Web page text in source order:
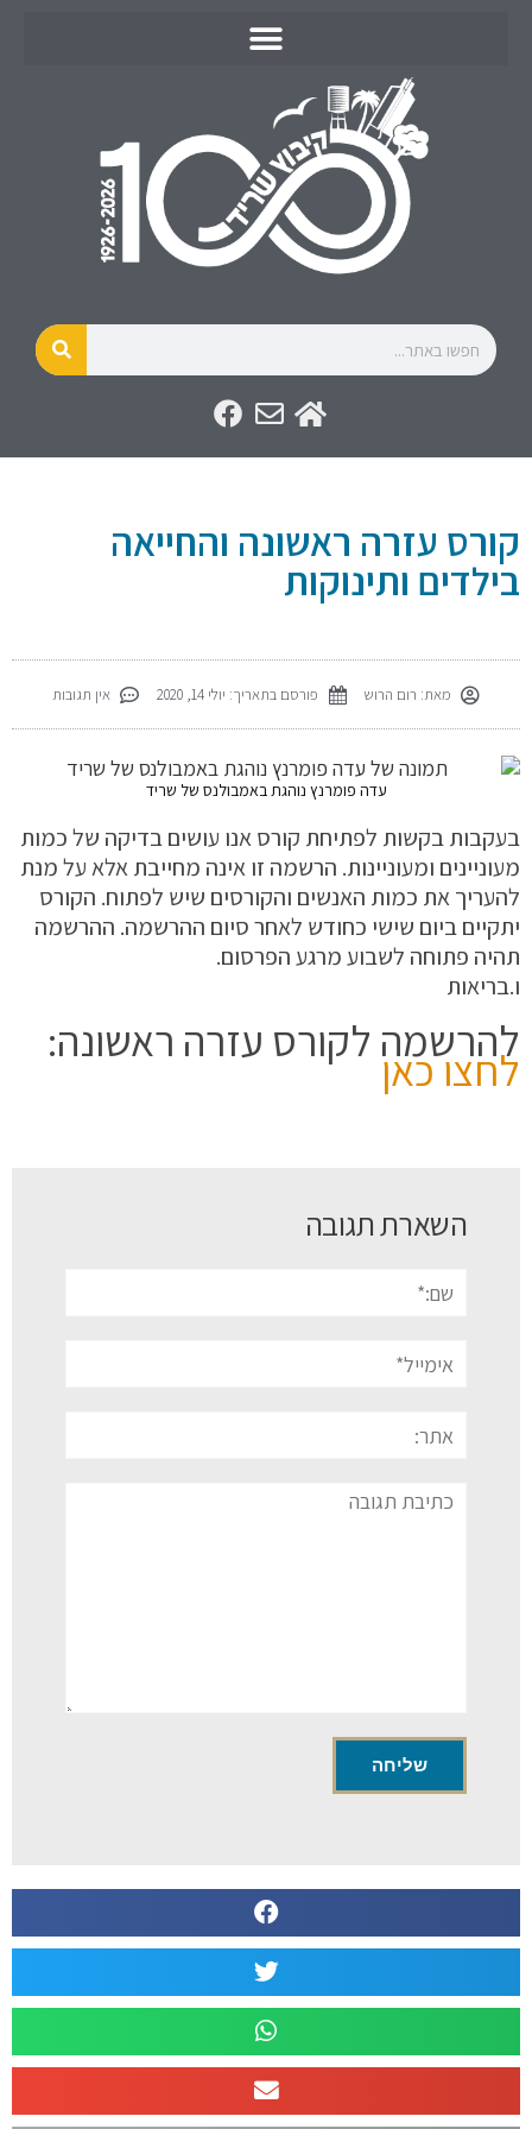
קורס עזרה ראשונה והחייאה
בילדים ותינוקות
מאת: רום הרוש פורסם בתאריך: יולי 14, 2020 אין תגובות
עדה פומרנץ נוהגת באמבולנס של שריד
בעקבות בקשות לפתיחת קורס אנו עושים בדיקה של כמות
מעוניינים ומעוניינות. הרשמה זו אינה מחייבת אלא על מנת
להעריך את כמות האנשים והקורסים שיש לפתוח. הקורס
יתקיים ביום שישי כחודש לאחר סיום ההרשמה. ההרשמה
תהיה פתוחה לשבוע מרגע הפרסום.
ו.בריאות
להרשמה לקורס עזרה ראשונה:
לחצו כאן
השארת תגובה
תגובה